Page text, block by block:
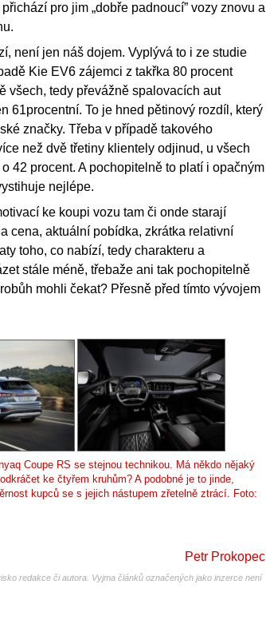
pro jim „dobře padnoucí” vozy znovu a
není jen náš dojem. Vyplývá to i ze studie
Kie EV6 zájemci z takřka 80 procent
všech, tedy převážně spalovacích aut
61procentní. To je hned pětinový rozdíl, který
značky. Třeba v případě takového
než dvě třetiny klientely odjinud, u všech
42 procent. A pochopitelně to platí i opačným
nejlépe.
ke koupi vozu tam či onde starají
cena, aktuální pobídka, zkrátka relativní
toho, co nabízí, tedy charakteru a
stále méně, třebaže ani tak pochopitelně
mohli čekat? Přesně před tímto vývojem
Coupe RS se stejnou technikou. Má někdo nějaký
ke čtyřem kruhům? A podobné je to jinde,
kupců se s jejich nástupem zřetelně ztrácí. Foto:
Petr Prokopec
redakce či autora. Vyjma článků označených jako inzerce není